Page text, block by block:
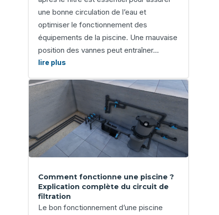
une bonne circulation de l’eau et
optimiser le fonctionnement des
équipements de la piscine. Une mauvaise
position des vannes peut entraîner...
lire plus
Comment fonctionne une piscine ?
Explication complète du circuit de
filtration
Le bon fonctionnement d’une piscine